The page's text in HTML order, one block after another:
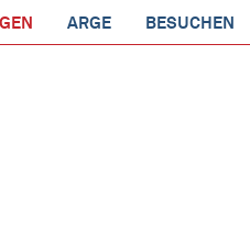
ARGE BESUCHEN